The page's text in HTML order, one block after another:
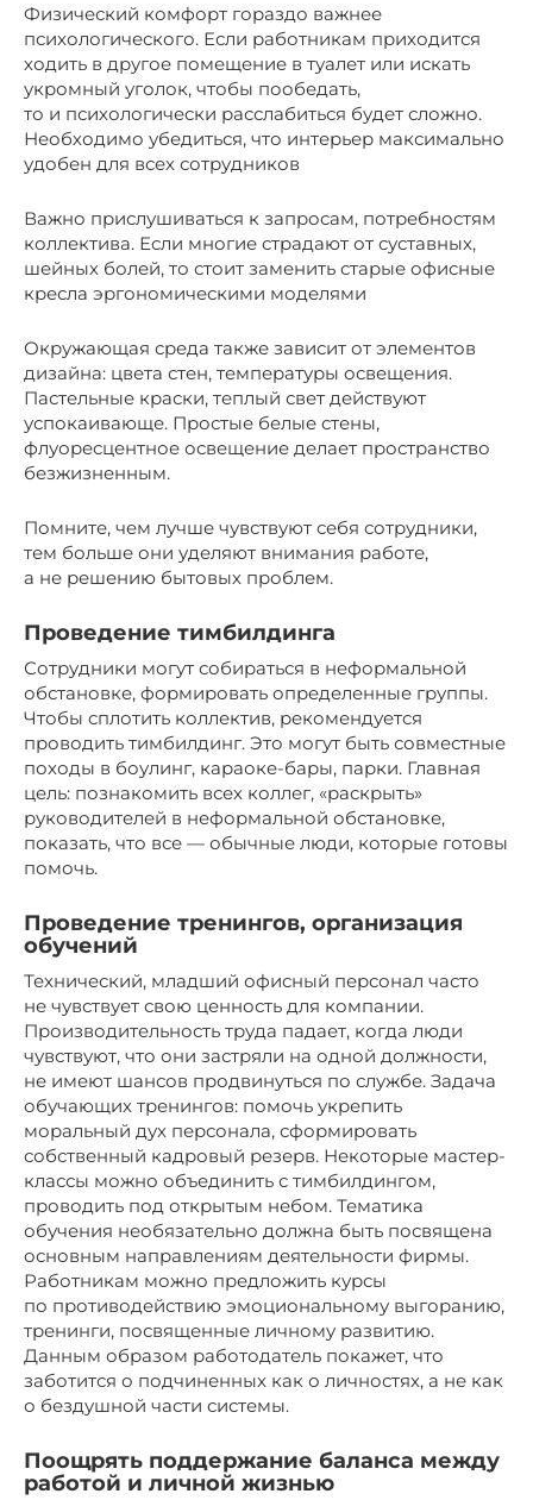
Физический комфорт гораздо важнее
психологического. Если работникам приходится
ходить в другое помещение в туалет или искать
укромный уголок, чтобы пообедать,
то и психологически расслабиться будет сложно.
Необходимо убедиться, что интерьер максимально
удобен для всех сотрудников
Важно прислушиваться к запросам, потребностям
коллектива. Если многие страдают от суставных,
шейных болей, то стоит заменить старые офисные
кресла эргономическими моделями
Окружающая среда также зависит от элементов
дизайна: цвета стен, температуры освещения.
Пастельные краски, теплый свет действуют
успокаивающе. Простые белые стены,
флуоресцентное освещение делает пространство
безжизненным.
Помните, чем лучше чувствуют себя сотрудники,
тем больше они уделяют внимания работе,
а не решению бытовых проблем.
Проведение тимбилдинга
Сотрудники могут собираться в неформальной
обстановке, формировать определенные группы.
Чтобы сплотить коллектив, рекомендуется
проводить тимбилдинг. Это могут быть совместные
походы в боулинг, караоке-бары, парки. Главная
цель: познакомить всех коллег, «раскрыть»
руководителей в неформальной обстановке,
показать, что все — обычные люди, которые готовы
помочь.
Проведение тренингов, организация
обучений
Технический, младший офисный персонал часто
не чувствует свою ценность для компании.
Производительность труда падает, когда люди
чувствуют, что они застряли на одной должности,
не имеют шансов продвинуться по службе. Задача
обучающих тренингов: помочь укрепить
моральный дух персонала, сформировать
собственный кадровый резерв. Некоторые мастер-
классы можно объединить с тимбилдингом,
проводить под открытым небом. Тематика
обучения необязательно должна быть посвящена
основным направлениям деятельности фирмы.
Работникам можно предложить курсы
по противодействию эмоциональному выгоранию,
тренинги, посвященные личному развитию.
Данным образом работодатель покажет, что
заботится о подчиненных как о личностях, а не как
о бездушной части системы.
Поощрять поддержание баланса между
работой и личной жизнью